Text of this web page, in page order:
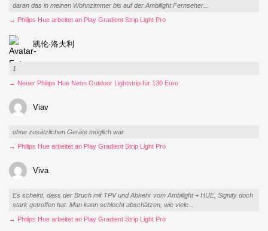
daran das in meinen Wohnzimmer bis auf der Ambilight Fernseher...
→ Philips Hue arbeitet an Play Gradient Strip Light Pro
凯伦·洛夫利
1
→ Neuer Philips Hue Neon Outdoor Lightstrip für 130 Euro
Viav
ohne zusätzlichen Geräte möglich war
→ Philips Hue arbeitet an Play Gradient Strip Light Pro
Viva
Es scheint, dass der Bruch mit TPV und Abkehr vom Ambilight + HUE, Signify doch
stark getroffen hat. Man kann schlecht abschätzen, wie viele...
→ Philips Hue arbeitet an Play Gradient Strip Light Pro